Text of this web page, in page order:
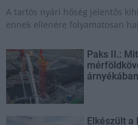
A tartós nyári hőség jelentős
ennek ellenére folyamatosan
Paks II.:
Elkészült a